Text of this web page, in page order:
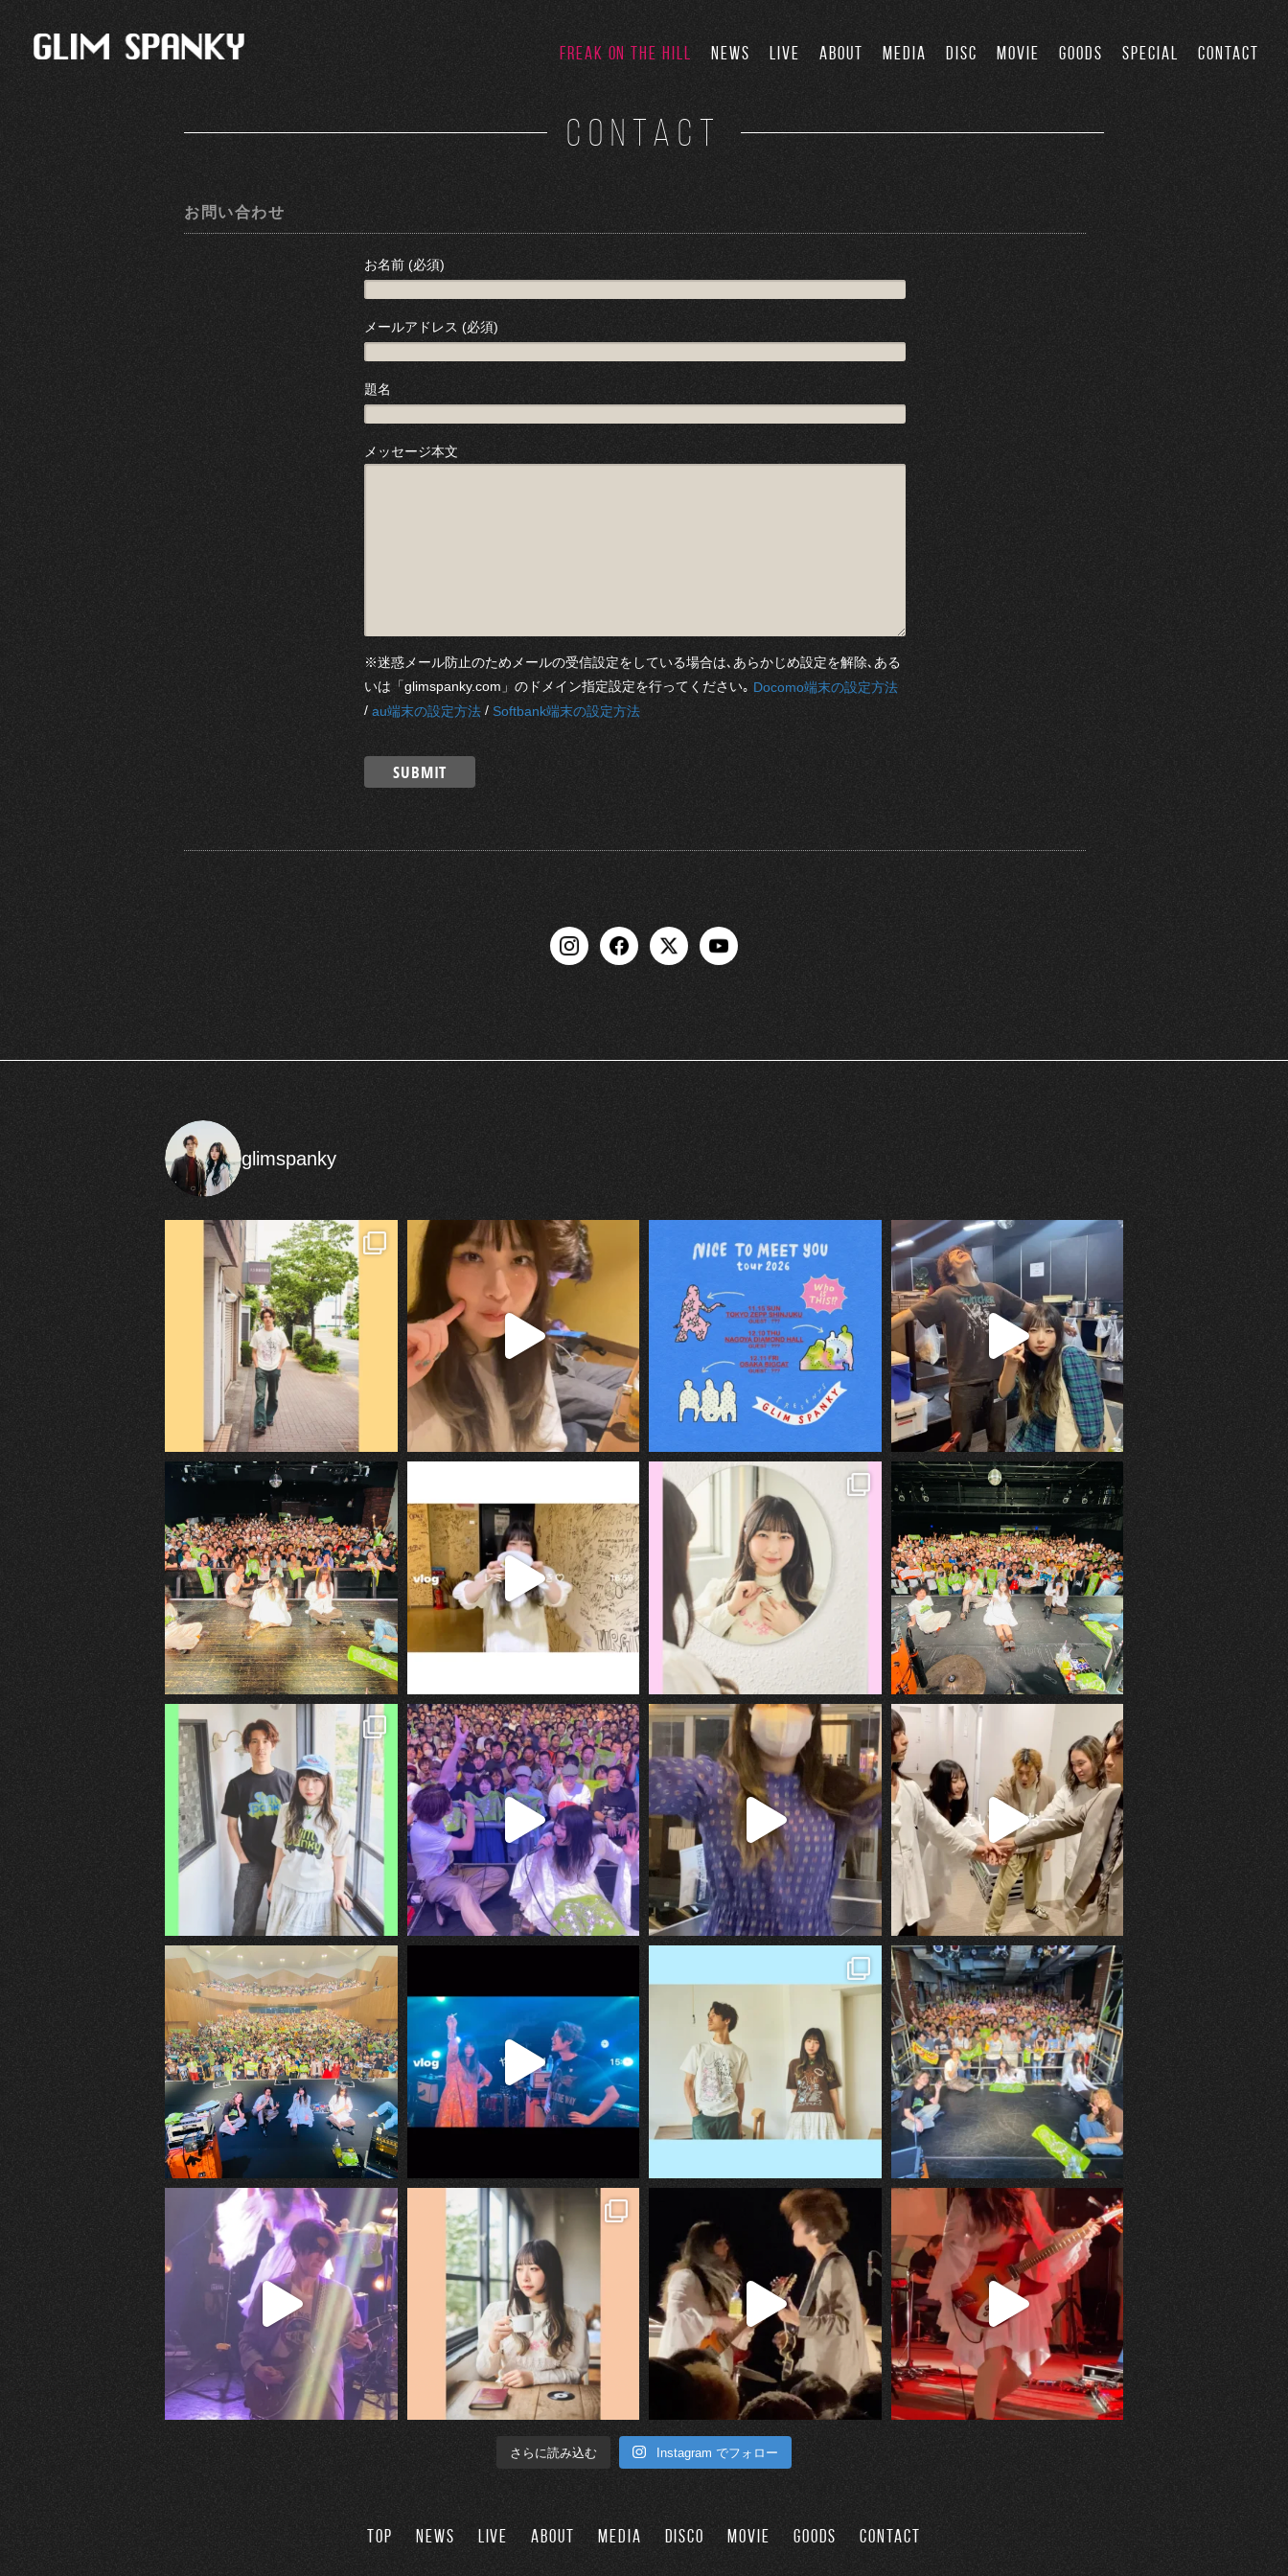
FREAK ON THE HILL NEWS LIVE ABOUT MEDIA DISC MOVIE GOODS SPECIAL CONTACT
CONTACT
お問い合わせ
お名前 (必須)
メールアドレス (必須)
題名
メッセージ本文
※迷惑メール防止のためメールの受信設定をしている場合は､あらかじめ設定を解除､ある
いは「glimspanky.com」のドメイン指定設定を行ってください｡ Docomo端末の設定方法
/au端末の設定方法 /Softbank端末の設定方法
glimspanky
さらに読み込む Instagram でフォロー
TOP NEWS LIVE ABOUT MEDIA DISCO MOVIE GOODS CONTACT